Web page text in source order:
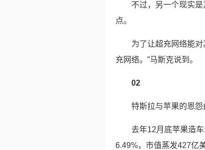
不过，另一个现实
点。
为了让超充网络能
充网络。”马斯克说到。
02
特斯拉与苹果的恩怨
去年12月底苹果造
6.49%，市值蒸发427亿